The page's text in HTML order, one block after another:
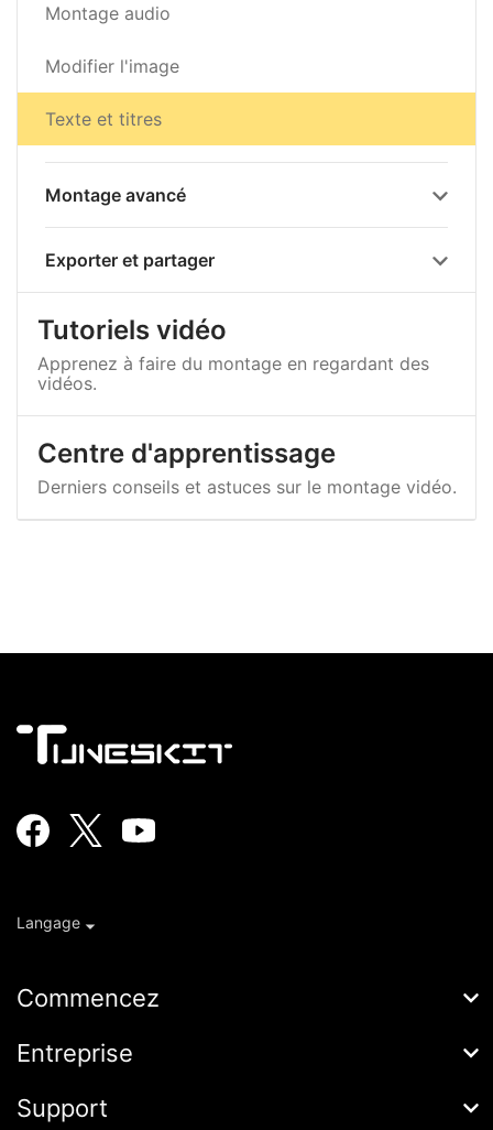
Montage audio
Modifier l'image
Texte et titres
Montage avancé
Exporter et partager
Tutoriels vidéo
Apprenez à faire du montage en regardant des
vidéos.
Centre d'apprentissage
Derniers conseils et astuces sur le montage vidéo.
Langage
Commencez
AceMovi
Entreprise
À propos de
Support